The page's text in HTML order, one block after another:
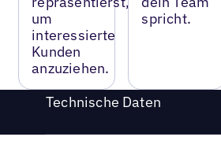
um
interessierte
Kunden
anzuziehen.
spricht.
Technische Daten